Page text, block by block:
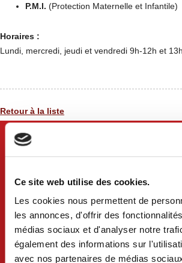
Ce site web utilise des cookies.
Les cookies nous permettent de
les annonces, d'offrir des
médias sociaux et d'analyser notre
également des informations sur
avec nos partenaires de médias
P.M.I. (Protection Maternelle et Infantile)
Horaires :
Lundi, mercredi, jeudi et vendredi 9h-12h et
Retour à la liste